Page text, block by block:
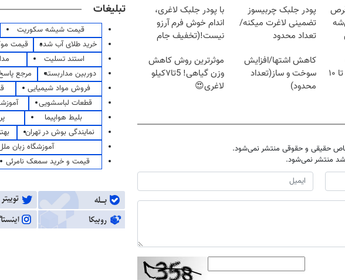
قرص
پودر جلبک چربیسوز
تضمینی لاغرت میکنه/
تعداد محدود
با پودر جلبک لاغری،
اندام خوش فرم آرزو
نیست!(تخفیف جام
طلاسی، از ۰.۵ گرم تا ۱۰
کاهش اشتها/افزایش
سوخت و ساز(تعداد
محدود)
موثرترین روش کاهش
وزن گیاهی! 5تا۷کیلو
لاغری😍
حقیقی و حقوقی منتشر نمی‌شود.
منتشر نمی‌شود.
تبلیغات
قیمت شیشه سکوریت
خرید طلای آب شده
قیمت
استند تسلیت
دوربین مداربسته
مرجع
فروش مواد شیمیایی
قطعات لباسشویی
بلیط هواپیما
نمایندگی بوش در تهران
آموزشگاه زبان
قیمت و خرید سمعک نامرئی